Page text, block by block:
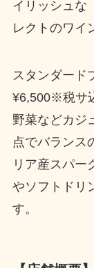
イリッシュな
レクトのワイ
スタンダード
¥6,500※税サ
野菜などカジ
点でバランス
リア産スパー
やソフトドリ
す。